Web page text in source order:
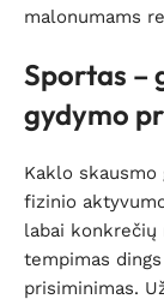
malonumams
Sportas –
gydymo
Kaklo skausmo
fizinio
labai
tempimas
prisiminimas.